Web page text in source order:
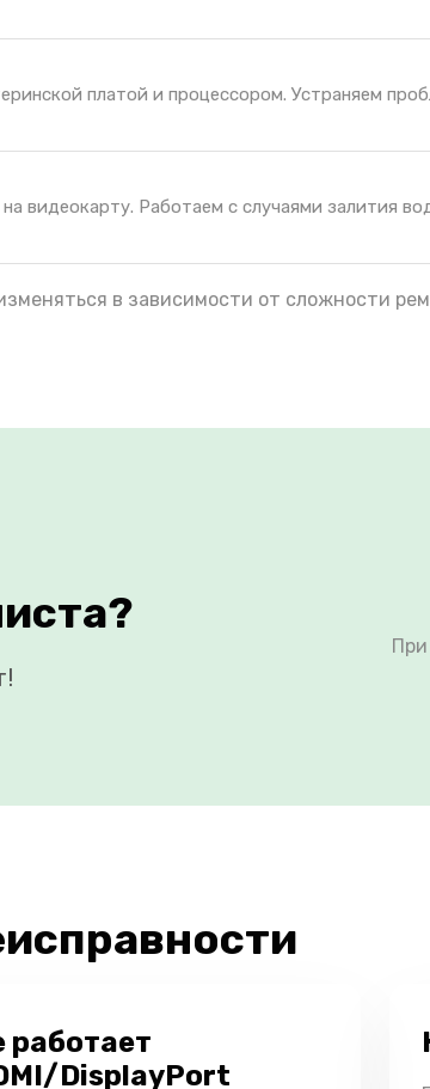
платой и процессором. Устраняем
видеокарту. Работаем с случаями залития
в зависимости от сложности
При
работает
DisplayPort